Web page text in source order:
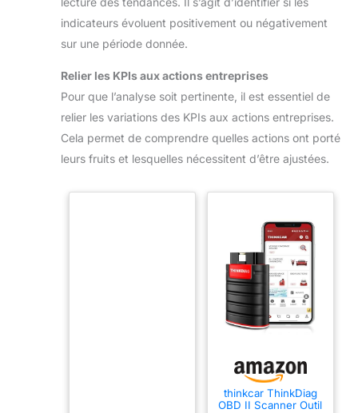
indicateurs évoluent positivement ou négativement
sur une période donnée.
Relier les KPIs aux actions entreprises
Pour que l’analyse soit pertinente, il est essentiel de
relier les variations des KPIs aux actions entreprises.
Cela permet de comprendre quelles actions ont porté
leurs fruits et lesquelles nécessitent d’être ajustées.
thinkcar ThinkDiag
OBD II Scanner Outil